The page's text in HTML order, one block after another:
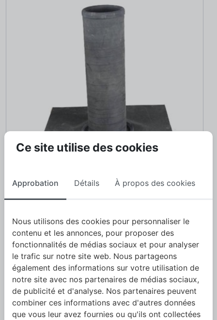
Soba - ventilation
Ce site utilise des cookies
Approbation Détails À propos des cookies
Nous utilisons des cookies pour personnaliser le
contenu et les annonces, pour proposer des
fonctionnalités de médias sociaux et pour analyser
le trafic sur notre site web. Nous partageons
également des informations sur votre utilisation de
notre site avec nos partenaires de médias sociaux,
de publicité et d'analyse. Nos partenaires peuvent
combiner ces informations avec d'autres données
que vous leur avez fournies ou qu'ils ont collectées